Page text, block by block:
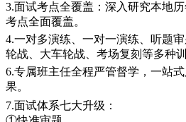
3.面试考点全覆盖：深入研究本地
考点全面覆盖。
4.一对多演练、一对一演练、听题
轮战、大车轮战、考场复刻等多种
6.专属班主任全程严管督学，一站
果。
7.面试体系七大升级：